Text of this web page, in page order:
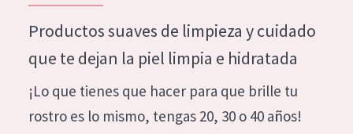
TIPO DE PRODUCTO
Hidratación y luminosidad
Reducción de arrugas
Regeneración
French
German
Spanish
Productos suaves de limpieza y cuidado
que te dejan la piel limpia e hidratada
¡Lo que tienes que hacer para que brille tu
rostro es lo mismo, tengas 20, 30 o 40 años!